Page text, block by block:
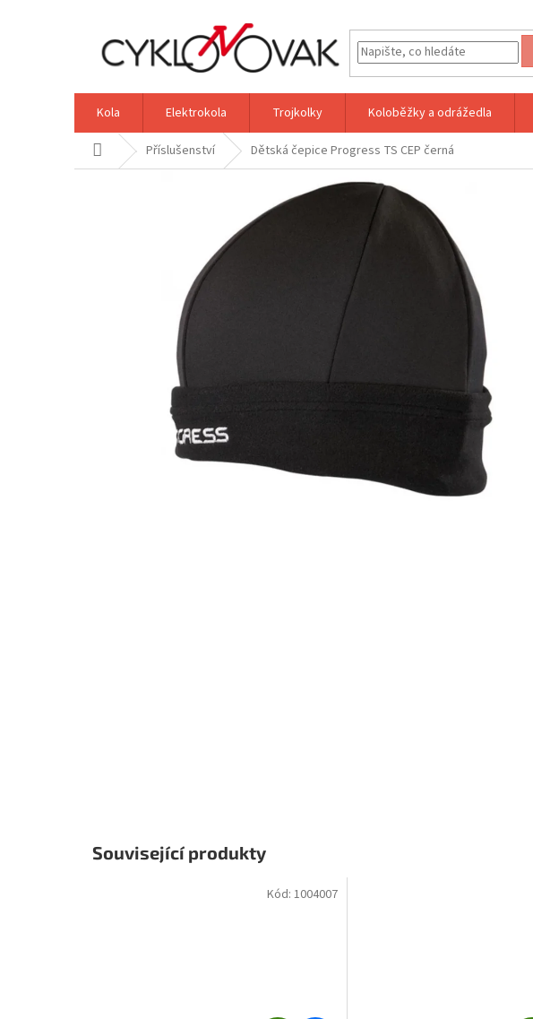
Kola Elektrokola Trojkolky Koloběžky a odrážedla
Domů Příslušenství
Dětská čepice Progress TS CEP černá
Související produkty
Kód: 1004007